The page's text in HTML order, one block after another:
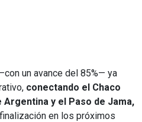
un avance del 85%— ya
conectando el Chaco
y el Paso de Jama,
en los próximos